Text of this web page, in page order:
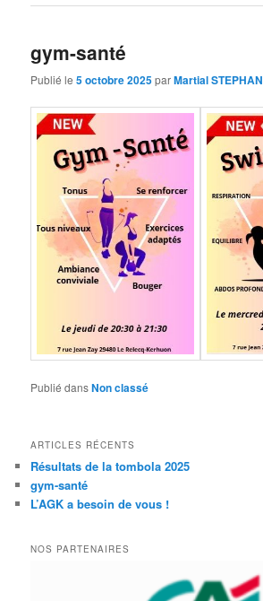
gym-santé
Publié le5 octobre 2025parMartial STEPHAN
Publié dansNon classé
ARTICLES RÉCENTS
Résultats de la tombola 2025
gym-santé
L’AGK a besoin de vous !
NOS PARTENAIRES